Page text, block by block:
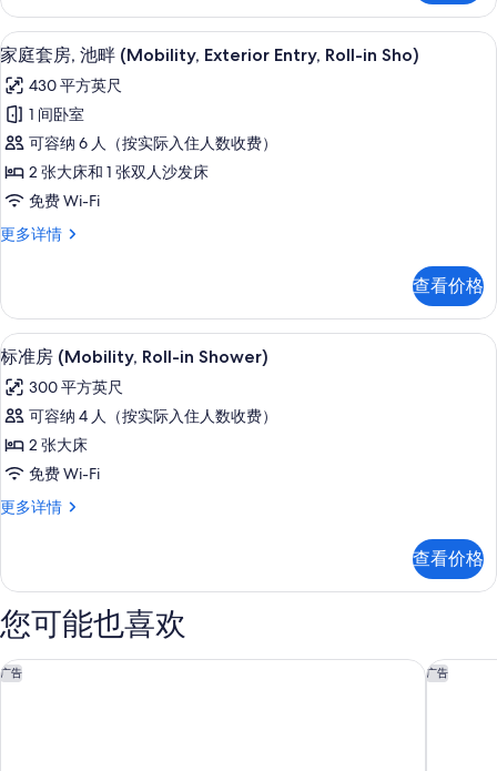
所
有
照
片
(Hearing,
Interior
Entry)
更
多
信
息
显
示
家
庭
套
房,
畔
Exterior
Entry,
Roll-
in
Sho)
的
所
有
照
客房内保险箱、遮光窗帘、熨斗/熨衣
9
家庭套房, 池畔 (Mobility, Exterior Entry, Roll-in Sho)
430 平方英尺
1 间卧室
可容纳 6 人（按实际入住人数收费）
2 张大床和 1 张双人沙发床
免费 Wi-Fi
更多详情
家
池
畔
(Mobility,
Entry,
Roll-
Sho)
更
信
查看价格
显
示
标
准
房
(Mobility,
Roll-
的
所
照
客房内保险箱、遮光窗帘、熨斗/熨衣
8
标准房 (Mobility, Roll-in Shower)
300 平方英尺
可容纳 4 人（按实际入住人数收费）
2 张大床
免费 Wi-Fi
更多详情
标
Roll-
in
Shower)
更
多
信
查看价格
您可能也喜欢
广告
全球无尽夏日度假村 - 码头畔套房旅馆 广告
全球无